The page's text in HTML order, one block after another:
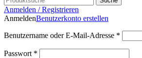
Anmelden / Registrieren
AnmeldenBenutzerkonto erstellen
Benutzername oder E-Mail-Adresse *
Passwort *